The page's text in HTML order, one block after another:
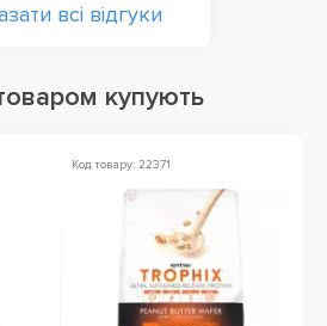
всі відгуки
купують
Код товару: 22371